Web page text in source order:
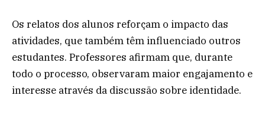
Os relatos dos alunos reforçam o impacto das
atividades, que também têm influenciado outros
estudantes. Professores afirmam que, durante
todo o processo, observaram maior engajamento e
interesse através da discussão sobre identidade.